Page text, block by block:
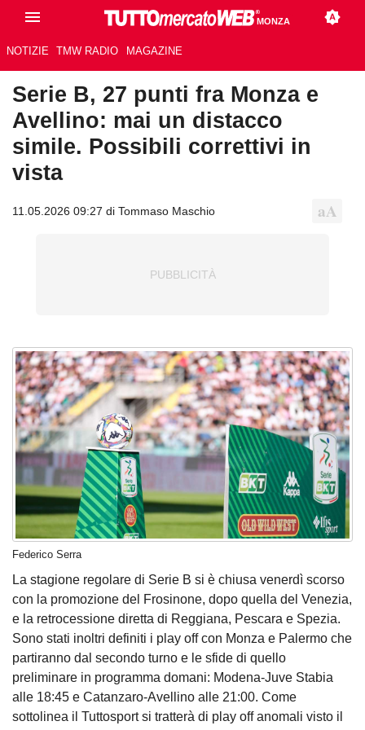
MONZA
NOTIZIE TMW RADIO MAGAZINE
Serie B, 27 punti fra Monza e
Avellino: mai un distacco
simile. Possibili correttivi in
vista
11.05.2026 09:27 di Tommaso Maschio
Federico Serra
La stagione regolare di Serie B si è chiusa venerdì scorso
con la promozione del Frosinone, dopo quella del Venezia,
e la retrocessione diretta di Reggiana, Pescara e Spezia.
Sono stati inoltri definiti i play off con Monza e Palermo che
partiranno dal secondo turno e le sfide di quello
preliminare in programma domani: Modena-Juve Stabia
alle 18:45 e Catanzaro-Avellino alle 21:00. Come
sottolinea il Tuttosport si tratterà di play off anomali visto il